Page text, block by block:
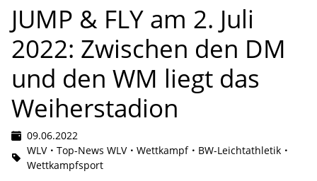
JUMP & FLY am 2. Juli
2022: Zwischen den DM
und den WM liegt das
Weiherstadion
09.06.2022
WLV
Top-News WLV Wettkampf
BW-Leichtathletik
Wettkampfsport